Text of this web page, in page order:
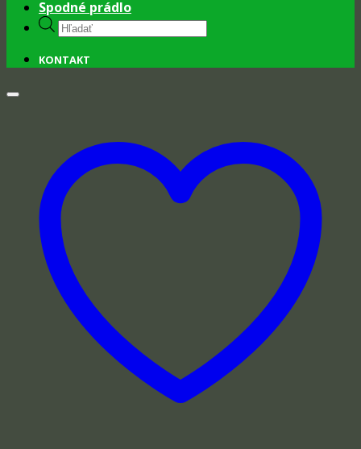
Spodné prádlo
Products
search
KONTAKT